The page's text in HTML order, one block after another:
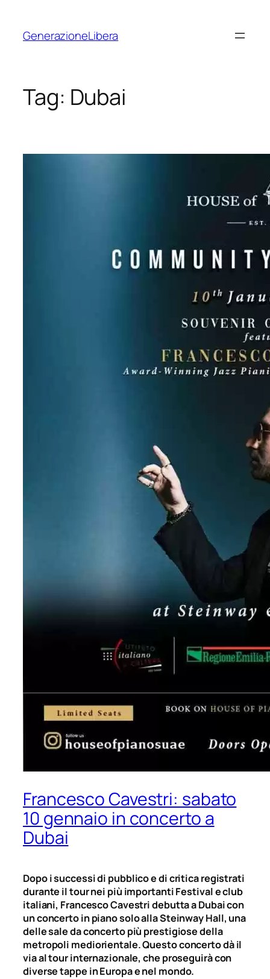
contenuto
GenerazioneLibera
Tag: Dubai
Francesco Cavestri: sabato
10 gennaio in concerto a
Dubai
Dopo i successi di pubblico e di critica registrati
durante il tour nei più importanti Festival e club
italiani, Francesco Cavestri debutta a Dubai con
un concerto in piano solo alla Steinway Hall, una
delle sale da concerto più prestigiose della
metropoli mediorientale. Questo concerto dà il
via al tour internazionale, che proseguirà con
diverse tappe in Europa e nel mondo.